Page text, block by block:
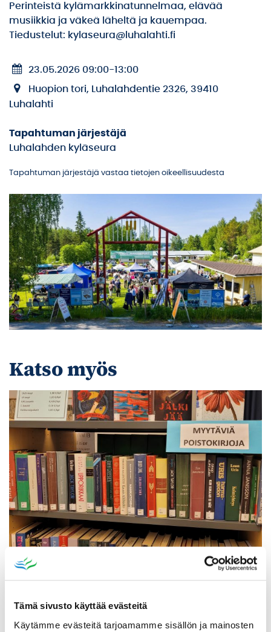
Tämä sivusto käyttää evästeitä
Käytämme evästeitä tarjoamamme sisällön ja mainosten
Perinteistä kylämarkkinatunnelmaa, elävää
musiikkia ja väkeä läheltä ja kauempaa.
Tiedustelut: kylaseura@luhalahti.fi
23.05.2026 09:00-13:00
Huopion tori, Luhalahdentie 2326, 39410
Luhalahti
Tapahtuman järjestäjä
Luhalahden kyläseura
Tapahtuman järjestäjä vastaa tietojen oikeellisuudesta
Katso myös
Poistomyynti kirjaston aukioloaikana
Poppelikatu 10